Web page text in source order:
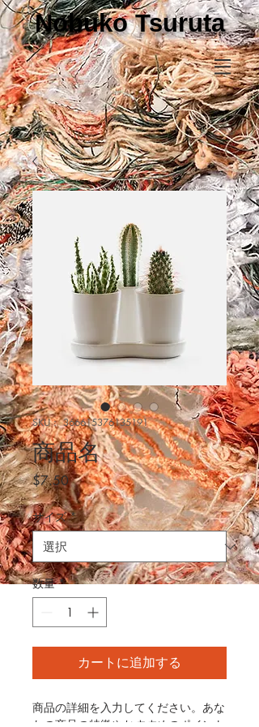
Nobuko Tsuruta
SKU： 366615376135191
商品名
$7.50価
格
サイズ *
数量 *
カートに追加する
商品の詳細を入力してください。あな